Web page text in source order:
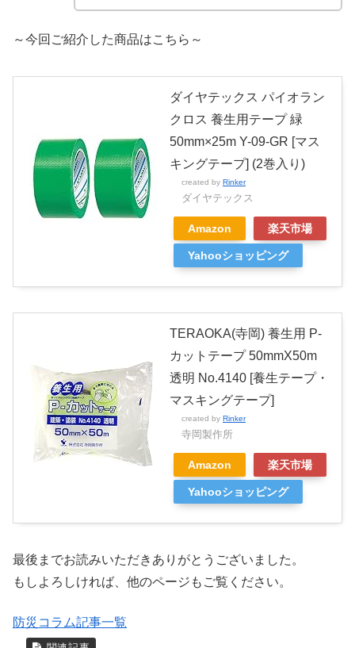
～今回ご紹介した商品はこちら～
ダイヤテックス パイオラン
クロス 養生用テープ 緑
50mm×25m Y-09-GR [マス
キングテープ] (2巻入り)
created by Rinker
ダイヤテックス
Amazon 楽天市場
Yahooショッピング
TERAOKA(寺岡) 養生用 P-
カットテープ 50mmX50m
透明 No.4140 [養生テープ・
マスキングテープ]
created by Rinker
寺岡製作所
Amazon 楽天市場
Yahooショッピング
最後までお読みいただきありがとうございました。
もしよろしければ、他のページもご覧ください。
防災コラム記事一覧